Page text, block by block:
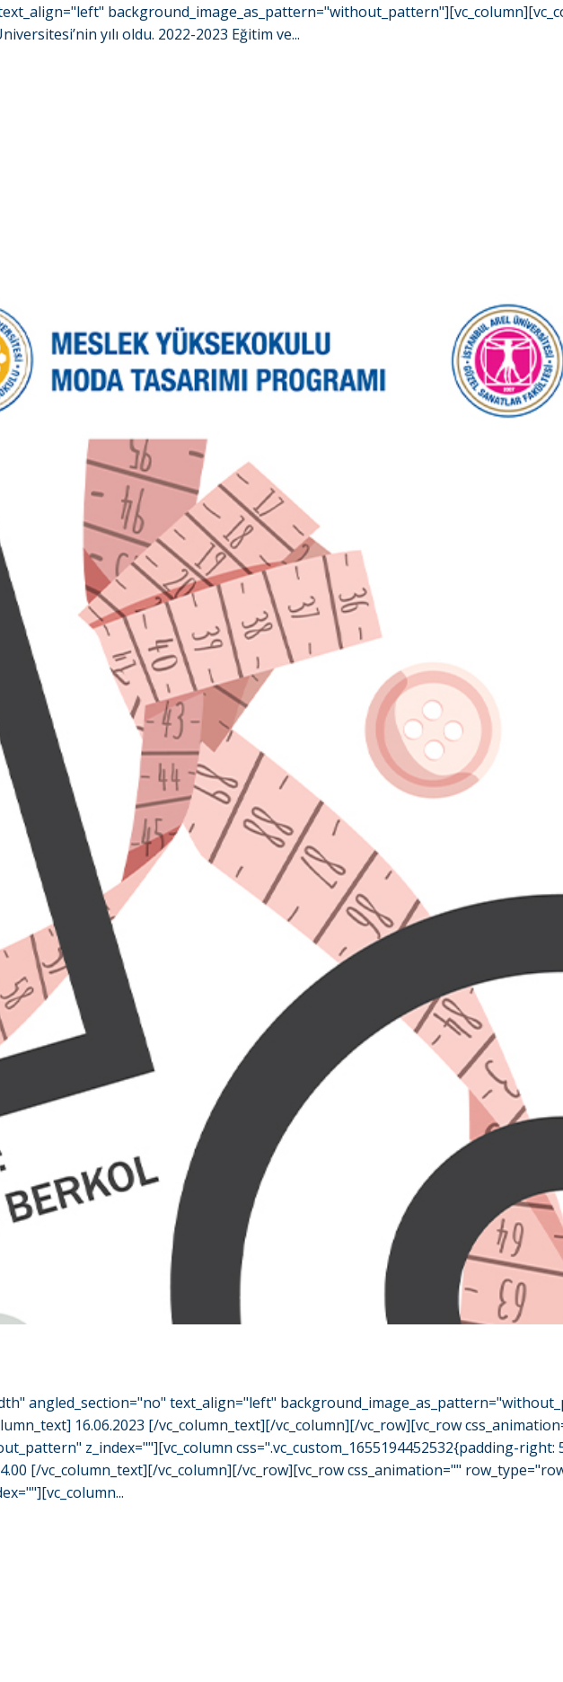
yılı oldu. 2022-2023 Eğitim ve...
angled_section="no" text_align="left"
16.06.2023 [/vc_column_text][/vc_column][/vc_row][vc_row
z_index=""][vc_column css=".vc_custom_1655194452532{padding-
[/vc_column_text][/vc_column][/vc_row][vc_row css_animation=""